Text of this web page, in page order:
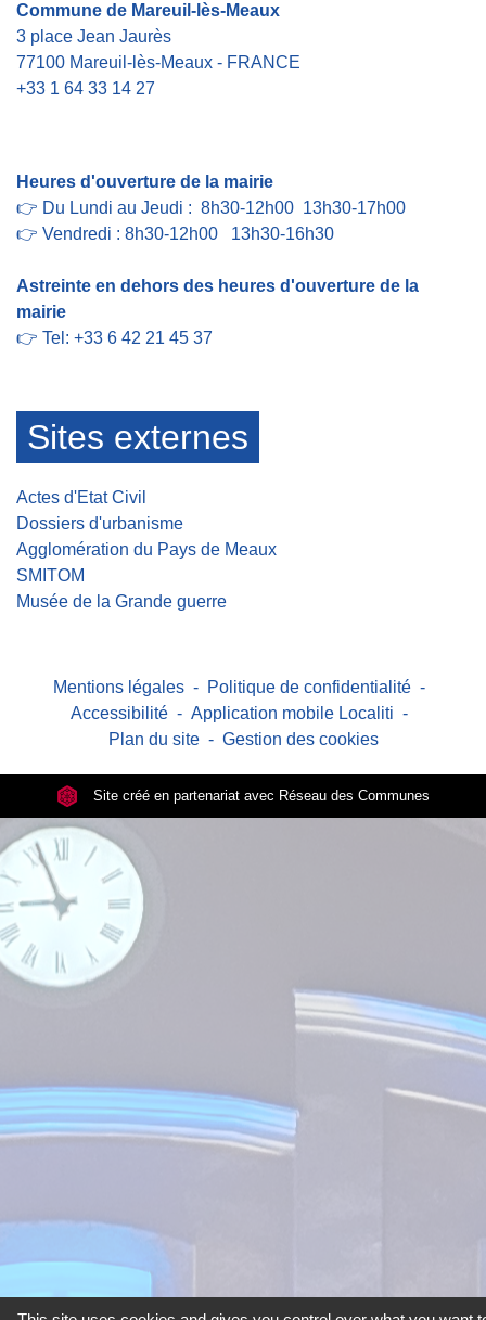
Commune de Mareuil-lès-Meaux
3 place Jean Jaurès
77100 Mareuil-lès-Meaux - FRANCE
+33 1 64 33 14 27
Heures d'ouverture de la mairie
👉 Du Lundi au Jeudi : 8h30-12h00 13h30-17h00
👉 Vendredi : 8h30-12h00 13h30-16h30
Astreinte en dehors des heures d'ouverture de la
mairie
👉 Tel: +33 6 42 21 45 37
Sites externes
Actes d'Etat Civil
Dossiers d'urbanisme
Agglomération du Pays de Meaux
SMITOM
Musée de la Grande guerre
Mentions légales - Politique de confidentialité -
Accessibilité - Application mobile Localiti -
Plan du site - Gestion des cookies
Site créé en partenariat avec Réseau des Communes